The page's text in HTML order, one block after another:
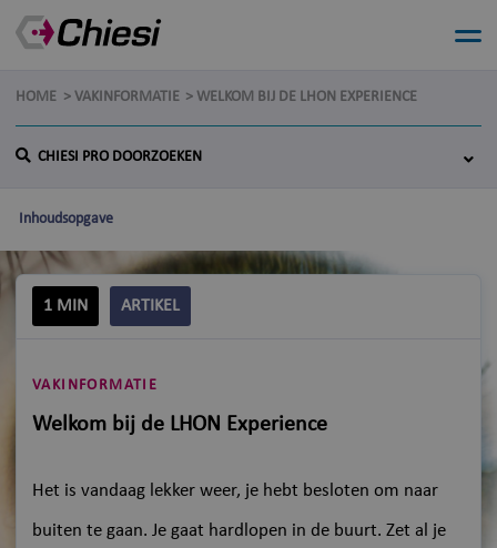
HOME VAKINFORMATIE WELKOM BIJ DE LHON EXPERIENCE
CHIESI PRO DOORZOEKEN
Inhoudsopgave
1 MIN ARTIKEL
VAKINFORMATIE
Welkom bij de LHON Experience
Het is vandaag lekker weer, je hebt besloten om naar
buiten te gaan. Je gaat hardlopen in de buurt. Zet al je